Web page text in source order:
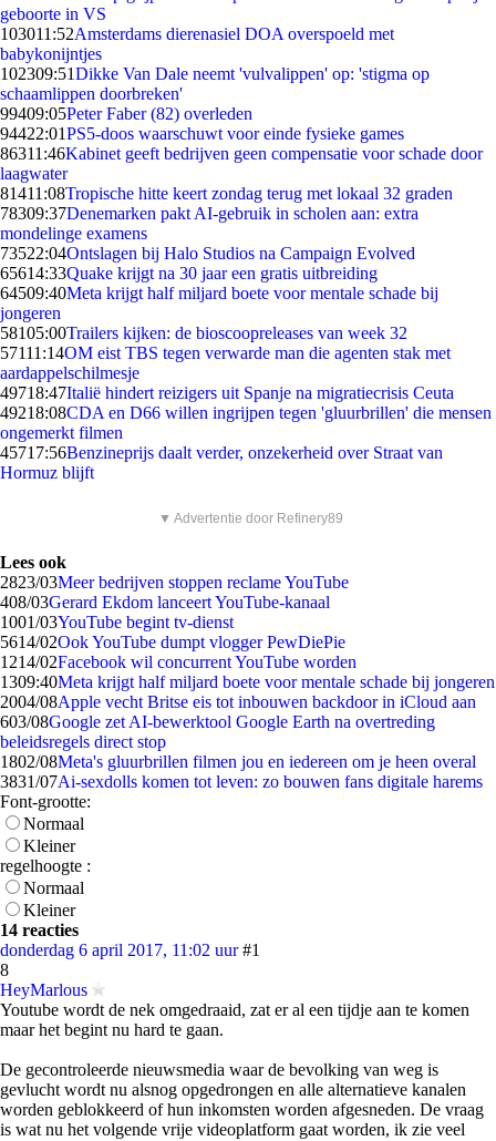
geboorte in VS
103011:52Amsterdams dierenasiel DOA overspoeld met
babykonijntjes
102309:51Dikke Van Dale neemt 'vulvalippen' op: 'stigma op
schaamlippen doorbreken'
99409:05Peter Faber (82) overleden
94422:01PS5-doos waarschuwt voor einde fysieke games
86311:46Kabinet geeft bedrijven geen compensatie voor schade door
laagwater
81411:08Tropische hitte keert zondag terug met lokaal 32 graden
78309:37Denemarken pakt AI-gebruik in scholen aan: extra
mondelinge examens
73522:04Ontslagen bij Halo Studios na Campaign Evolved
65614:33Quake krijgt na 30 jaar een gratis uitbreiding
64509:40Meta krijgt half miljard boete voor mentale schade bij
jongeren
58105:00Trailers kijken: de bioscoopreleases van week 32
57111:14OM eist TBS tegen verwarde man die agenten stak met
aardappelschilmesje
49718:47Italië hindert reizigers uit Spanje na migratiecrisis Ceuta
49218:08CDA en D66 willen ingrijpen tegen 'gluurbrillen' die mensen
ongemerkt filmen
45717:56Benzineprijs daalt verder, onzekerheid over Straat van
Hormuz blijft
▼ Advertentie door Refinery89
Lees ook
2823/03Meer bedrijven stoppen reclame YouTube
408/03Gerard Ekdom lanceert YouTube-kanaal
1001/03YouTube begint tv-dienst
5614/02Ook YouTube dumpt vlogger PewDiePie
1214/02Facebook wil concurrent YouTube worden
1309:40Meta krijgt half miljard boete voor mentale schade bij jongeren
2004/08Apple vecht Britse eis tot inbouwen backdoor in iCloud aan
603/08Google zet AI-bewerktool Google Earth na overtreding
beleidsregels direct stop
1802/08Meta's gluurbrillen filmen jou en iedereen om je heen overal
3831/07Ai-sexdolls komen tot leven: zo bouwen fans digitale harems
Font-grootte:
Normaal
Kleiner
regelhoogte :
Normaal
Kleiner
14 reacties
donderdag 6 april 2017, 11:02 uur #1
8
HeyMarlous
Youtube wordt de nek omgedraaid, zat er al een tijdje aan te komen
maar het begint nu hard te gaan.
De gecontroleerde nieuwsmedia waar de bevolking van weg is
gevlucht wordt nu alsnog opgedrongen en alle alternatieve kanalen
worden geblokkeerd of hun inkomsten worden afgesneden. De vraag
is wat nu het volgende vrije videoplatform gaat worden, ik zie veel